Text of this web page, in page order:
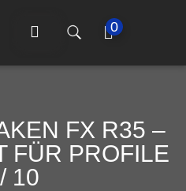
0
FX R35 –
FÜR PROFILE
10